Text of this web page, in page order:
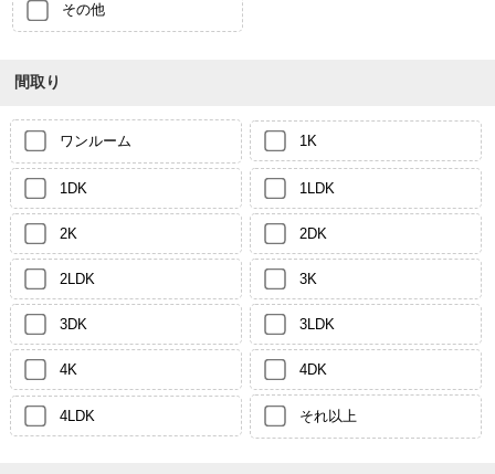
その他
間取り
ワンルーム 1K
1DK 1LDK
2K 2DK
2LDK 3K
3DK 3LDK
4K 4DK
4LDK それ以上